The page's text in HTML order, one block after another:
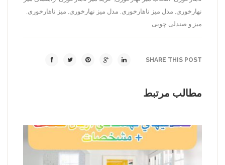
نهارخوری مدل میز ناهارخوری مدل میز نهارخوری میز ناهارخوری
میز و صندلی چوبی
SHARE THIS POST
مطالب مرتبط